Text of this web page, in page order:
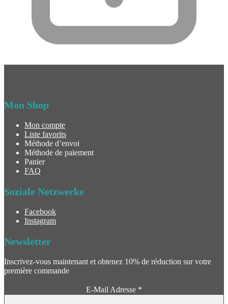
Mon Shop
Mon compte
Liste favorits
Méthode d’envoi
Méthode de paiement
Panier
FAQ
Soziale Netzwerke
Facebook
Instagram
Newsletter
Inscrivez-vous maintenant et obtenez 10% de réduction sur votre
première commande
E-Mail Adresse *